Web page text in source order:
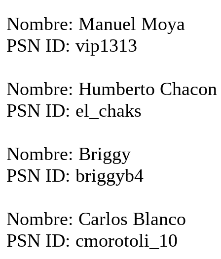
Nombre: Manuel Moya
PSN ID: vip1313
Nombre: Humberto Chacon
PSN ID: el_chaks
Nombre: Briggy
PSN ID: briggyb4
Nombre: Carlos Blanco
PSN ID: cmorotoli_10